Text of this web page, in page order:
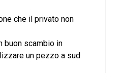
che il privato non
buon scambio in
un pezzo a sud